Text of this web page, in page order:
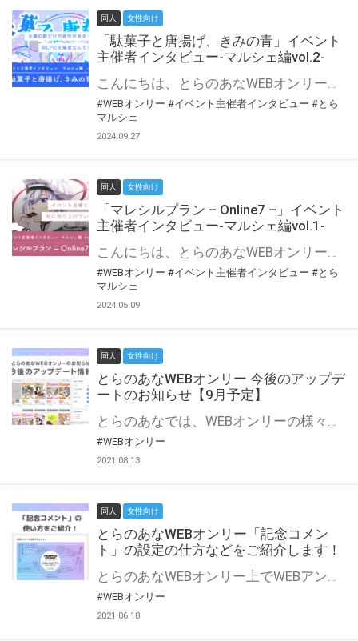
同人 女性向け
「駄菓子と唐揚げ、きみの青」イベント
主催者インタビュー-マルシェ編vol.2-
こんにちは、とらのあなWEBオンリー運営スタッフです。 新たにお届けする、イベント主催者インタビュー-マルシェ編-は、 とらのあなWEBオンリー「マルシェ」をご利用の主催様に 「マルシェ」を使ってイベントを開催した感想や心がけをお聞きする企画です。 今回は、WEBオンリー初開催「駄菓子と唐揚げ、きみの青」より、 主催のぎこ六屋様にお話を伺いました。 協力：ぎこ六屋様／イベント公式Twitter（@krkgwks） とらのあなWEBオンリー「マルシェ」とは？ WEBオンリーでリアルタイムでコミュニケーションがとれるオンライン会場です。
#WEBオンリー #イベント主催者インタビュー #とら
マルシェ
2024.09.27
同人 女性向け
「マレシルプラン – Online7 –」イベント
主催者インタビュー-マルシェ編vol.1-
こんにちは、とらのあなWEBオンリー運営スタッフです。 新たにお届けする、イベント主催者インタビュー-マルシェ編-は、 とらのあなWEBオンリー「マルシェ」をご利用した主催様に 「マルシェ」を使って開催した感想や心がけをお聞きする企画です。 今回は、WEBオンリー開催7回目迎えた「マレシルプラン – Online7 –」より、 主催の玉川うた様にお話を伺いました。 ▼マレシルプランのインタビュー前回記事 「イベント主催者インタビュー vol.6」はこちら 協力：玉川うた様（マレシルプラン実行委員会 代表）／イベント公式Twitter（@mallesil_plan） とらのあなWEBオンリー「マルシェ」とは？ WEBオンリーでリアルタイムでコミュニケーションがとれるオンライン会場です。
#WEBオンリー #イベント主催者インタビュー #とら
マルシェ
2024.05.09
同人 女性向け
とらのあなWEBオンリー 今後のアップデ
ートのお知らせ【9月予定】
とらのあなでは、WEBオンリーの様々な支援を実施しています。 今回は2021年9月に実装を予定しているアップデート情報についてご紹介いたします。 とらのあなWEBオンリーサイトはこちら
#WEBオンリー
2021.08.13
同人 女性向け
とらのあなWEBオンリー「記念コメン
ト」の設定の仕方などをご紹介します！
とらのあなWEBオンリー上でWEBアンソロジーが作成できる「記念コメント」について、その使い方や作成手順を解説します！ 支援タイプを「サークル参加型」「サークル参加型・マルシェ(イベント会場)機能付き」でお申し込みいただいている主催者様はぜひご活用ください♪ とらのあなWEBオンリーサイトはこちら
#WEBオンリー
2021.06.18